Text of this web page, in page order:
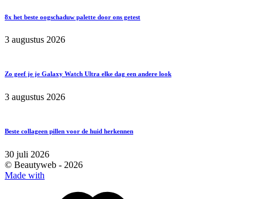
8x het beste oogschaduw palette door ons getest
3 augustus 2026
Zo geef je je Galaxy Watch Ultra elke dag een andere look
3 augustus 2026
Beste collageen pillen voor de huid herkennen
30 juli 2026
© Beautyweb - 2026
Made with